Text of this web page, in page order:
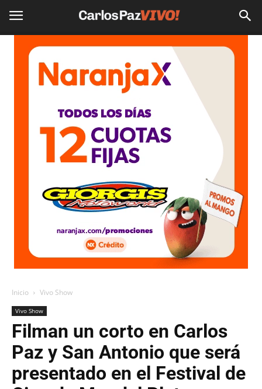
Inicio Vivo Show
Vivo Show
Filman un corto en Carlos
Paz y San Antonio que será
presentado en el Festival de